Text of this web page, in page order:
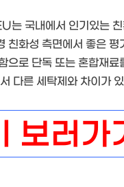
국내에서 인기있는 친
친화성 측면에서 좋은 평
으로 단독 또는 혼합재료
다른 세탁제와 차이가